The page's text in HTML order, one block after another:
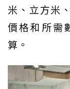
米、立方米
價格和所需
算。